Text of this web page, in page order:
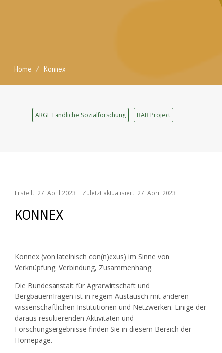
Home / Konnex
ARGE Ländliche Sozialforschung BAB Project
Erstellt: 27. April 2023 Zuletzt aktualisiert: 27. April 2023
KONNEX
Konnex (von lateinisch con(n)exus) im Sinne von
Verknüpfung, Verbindung, Zusammenhang.
Die Bundesanstalt für Agrarwirtschaft und
Bergbauernfragen ist in regem Austausch mit anderen
wissenschaftlichen Institutionen und Netzwerken. Einige der
daraus resultierenden Aktivitäten und
Forschungsergebnisse finden Sie in diesem Bereich der
Homepage.